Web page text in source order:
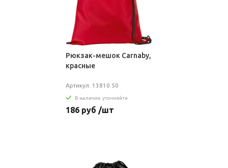
Рюкзак-мешок Carnaby,
красные
Артикул: 13810.50
В наличии: уточняйте
186 руб /шт